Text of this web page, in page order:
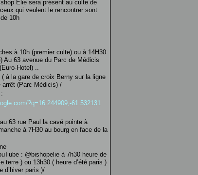
Élie sera présent au culte de
qui veulent le rencontrer sont
10h
à 10h (premier culte) ou à 14H30
Au 63 avenue du Parc de Médicis
Hotel) ..
( à la gare de croix Berny sur la ligne
arrêt (Parc Médicis) /
?q=16.244909,-61.532131
63 rue Paul la cavé pointe à
à 7H30 au bourg en face de la
: @bishopelie à 7h30 heure de
terre ) ou 13h30 ( heure d’été paris )
d’hiver paris )/